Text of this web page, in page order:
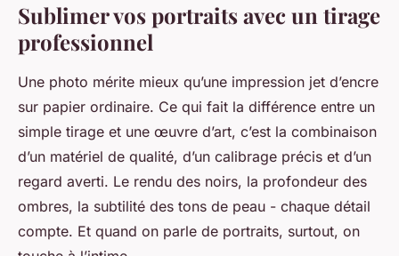
Sublimer vos portraits avec un tirage
professionnel
Une photo mérite mieux qu’une impression jet d’encre
sur papier ordinaire. Ce qui fait la différence entre un
simple tirage et une œuvre d’art, c’est la combinaison
d’un matériel de qualité, d’un calibrage précis et d’un
regard averti. Le rendu des noirs, la profondeur des
ombres, la subtilité des tons de peau - chaque détail
compte. Et quand on parle de portraits, surtout, on